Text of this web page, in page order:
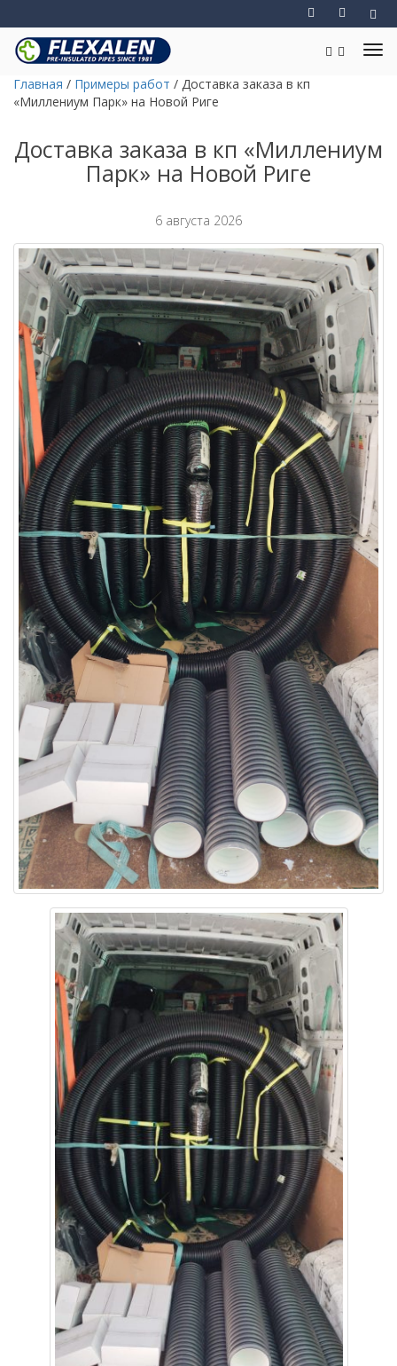
Главная / Примеры работ / Доставка заказа в кп
«Миллениум Парк» на Новой Риге
Доставка заказа в кп «Миллениум
Парк» на Новой Риге
6 августа 2026